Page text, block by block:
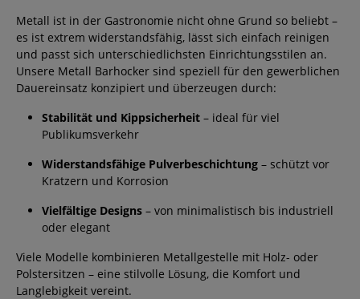
Metall ist in der Gastronomie nicht ohne Grund so beliebt –
es ist extrem widerstandsfähig, lässt sich einfach reinigen
und passt sich unterschiedlichsten Einrichtungsstilen an.
Unsere Metall Barhocker sind speziell für den gewerblichen
Dauereinsatz konzipiert und überzeugen durch:
Stabilität und Kippsicherheit – ideal für viel
Publikumsverkehr
Widerstandsfähige Pulverbeschichtung – schützt vor
Kratzern und Korrosion
Vielfältige Designs – von minimalistisch bis industriell
oder elegant
Viele Modelle kombinieren Metallgestelle mit Holz- oder
Polstersitzen – eine stilvolle Lösung, die Komfort und
Langlebigkeit vereint.